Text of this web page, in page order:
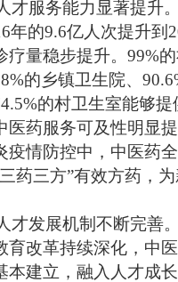
才服务能力显著提升
年的9.6亿人次提升到
疗量稳步提升。99%
的乡镇卫生院、
的村卫生室能够提
医药服务可及性明显
疫情防控中，中医药
药三方”有效方药，
才发展机制不断完善
育改革持续深化，中
本建立，融入人才成